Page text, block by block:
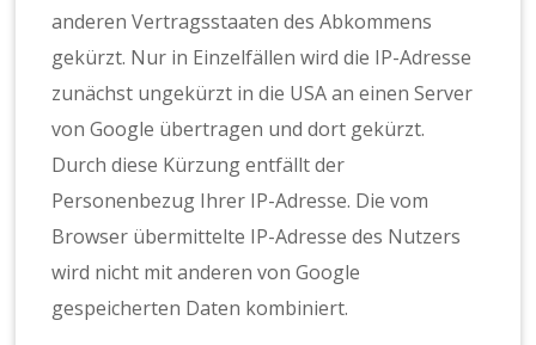
anderen Vertragsstaaten des Abkommens
gekürzt. Nur in Einzelfällen wird die IP-Adresse
zunächst ungekürzt in die USA an einen Server
von Google übertragen und dort gekürzt.
Durch diese Kürzung entfällt der
Personenbezug Ihrer IP-Adresse. Die vom
Browser übermittelte IP-Adresse des Nutzers
wird nicht mit anderen von Google
gespeicherten Daten kombiniert.